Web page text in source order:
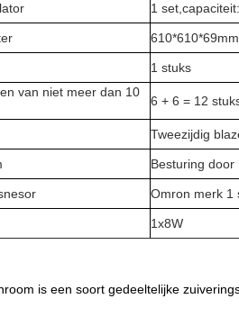
1
1 stuks
van niet meer dan 10
6 + 6 = 12
Tweezijdig
Besturing
Omron merk 1
1x8W
is een soort gedeeltelijke